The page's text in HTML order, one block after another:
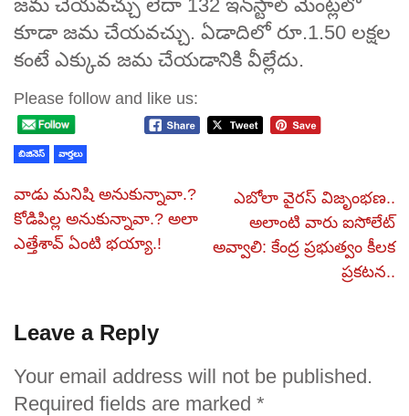
జమ చేయవచ్చు లేదా 132 ఇన్‌స్టాల్‌ మెంట్లలో
కూడా జమ చేయవచ్చు. ఏడాదిలో రూ.1.50 లక్షల
కంటే ఎక్కువ జమ చేయడానికి వీల్లేదు.
Please follow and like us:
బిజినెస్ వార్తలు
వాడు మనిషి అనుకున్నావా.?
కోడిపిల్ల అనుకున్నావా.? అలా
ఎత్తేశావ్ ఏంటి భయ్యా.!
ఎబోలా వైరస్ విజృంభణ..
అలాంటి వారు ఐసోలేట్
అవ్వాలి: కేంద్ర ప్రభుత్వం కీలక
ప్రకటన..
Leave a Reply
Your email address will not be published.
Required fields are marked *